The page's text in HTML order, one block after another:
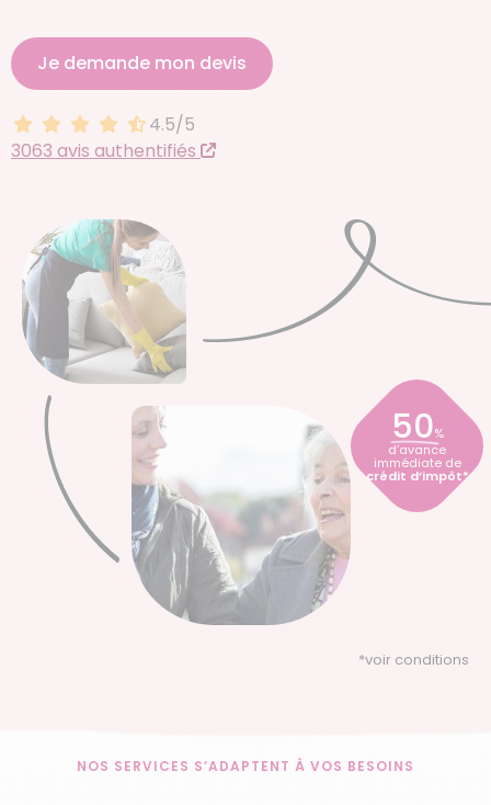
Je demande mon devis
4.5 sur 5
4.5/5
3063 avis authentifiés
50%
d’avance
immédiate de
crédit d’impôt*
*voir conditions
NOS SERVICES S’ADAPTENT À VOS BESOINS